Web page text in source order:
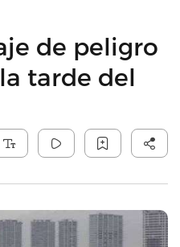
de peligro
tarde del